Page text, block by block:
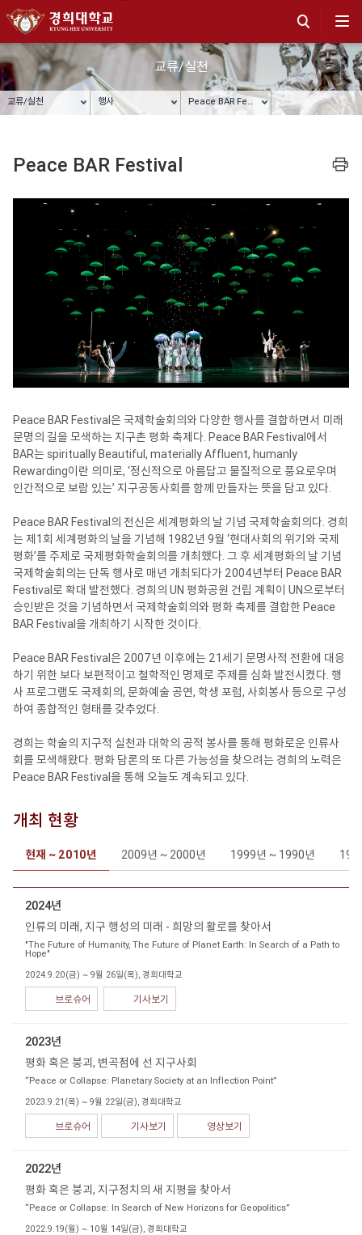
교류/실천
교류/실천 행사 Peace BAR Festival
프린트
Peace BAR Festival
Peace BAR Festival은 국제학술회의와 다양한 행사를 결합하면서 미래
문명의 길을 모색하는 지구촌 평화 축제다. Peace BAR Festival에서
BAR는 spiritually Beautiful, materially Affluent, humanly
Rewarding이란 의미로, ‘정신적으로 아름답고 물질적으로 풍요로우며
인간적으로 보람 있는’ 지구공동사회를 함께 만들자는 뜻을 담고 있다.
Peace BAR Festival의 전신은 세계평화의 날 기념 국제학술회의다. 경희
는 제1회 세계평화의 날을 기념해 1982년 9월 ‘현대사회의 위기와 국제
평화’를 주제로 국제평화학술회의를 개최했다. 그 후 세계평화의 날 기념
국제학술회의는 단독 행사로 매년 개최되다가 2004년부터 Peace BAR
Festival로 확대 발전했다. 경희의 UN 평화공원 건립 계획이 UN으로부터
승인받은 것을 기념하면서 국제학술회의와 평화 축제를 결합한 Peace
BAR Festival을 개최하기 시작한 것이다.
Peace BAR Festival은 2007년 이후에는 21세기 문명사적 전환에 대응
하기 위한 보다 보편적이고 철학적인 명제로 주제를 심화 발전시켰다. 행
사 프로그램도 국제회의, 문화예술 공연, 학생 포럼, 사회봉사 등으로 구성
하여 종합적인 형태를 갖추었다.
경희는 학술의 지구적 실천과 대학의 공적 봉사를 통해 평화로운 인류사
회를 모색해왔다. 평화 담론의 또 다른 가능성을 찾으려는 경희의 노력은
Peace BAR Festival을 통해 오늘도 계속되고 있다.
개최 현황
현재 ~ 2010년 2009년 ~ 2000년 1999년 ~ 1990년
2024년
인류의 미래, 지구 행성의 미래 - 희망의 활로를 찾아서
"The Future of Humanity, The Future of Planet Earth: In Search of a Path to
Hope"
2024.9.20(금) ~ 9월 26일(목), 경희대학교
브로슈어 기사보기
2023년
평화 혹은 붕괴, 변곡점에 선 지구사회
“Peace or Collapse: Planetary Society at an Inflection Point”
2023.9.21(목) ~ 9월 22일(금), 경희대학교
브로슈어 기사보기 영상보기
2022년
평화 혹은 붕괴, 지구정치의 새 지평을 찾아서
“Peace or Collapse: In Search of New Horizons for Geopolitics”
2022.9.19(월) ~ 10월 14일(금), 경희대학교